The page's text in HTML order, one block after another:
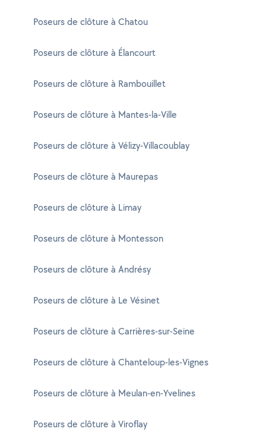
Poseurs de clôture à Chatou
Poseurs de clôture à Élancourt
Poseurs de clôture à Rambouillet
Poseurs de clôture à Mantes-la-Ville
Poseurs de clôture à Vélizy-Villacoublay
Poseurs de clôture à Maurepas
Poseurs de clôture à Limay
Poseurs de clôture à Montesson
Poseurs de clôture à Andrésy
Poseurs de clôture à Le Vésinet
Poseurs de clôture à Carrières-sur-Seine
Poseurs de clôture à Chanteloup-les-Vignes
Poseurs de clôture à Meulan-en-Yvelines
Poseurs de clôture à Viroflay